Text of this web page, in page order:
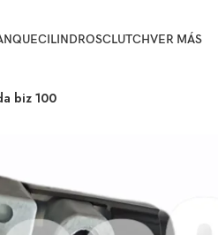
CILINDROSCLUTCHVER MÁS
biz 100